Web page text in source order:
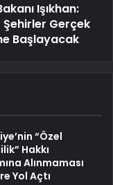
Işıkhan:
Gerçek
Başlayacak
“Özel
Hakkı
Alınmaması
Yol Açtı